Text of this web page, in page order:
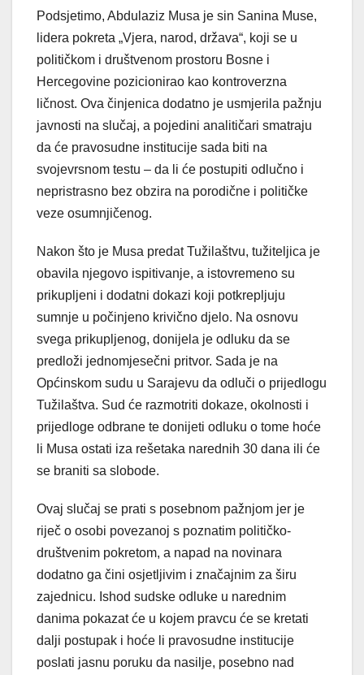
Podsjetimo, Abdulaziz Musa je sin Sanina Muse,
lidera pokreta „Vjera, narod, država“, koji se u
političkom i društvenom prostoru Bosne i
Hercegovine pozicionirao kao kontroverzna
ličnost. Ova činjenica dodatno je usmjerila pažnju
javnosti na slučaj, a pojedini analitičari smatraju
da će pravosudne institucije sada biti na
svojevrsnom testu – da li će postupiti odlučno i
nepristrasno bez obzira na porodične i političke
veze osumnjičenog.
Nakon što je Musa predat Tužilaštvu, tužiteljica je
obavila njegovo ispitivanje, a istovremeno su
prikupljeni i dodatni dokazi koji potkrepljuju
sumnje u počinjeno krivično djelo. Na osnovu
svega prikupljenog, donijela je odluku da se
predloži jednomjesečni pritvor. Sada je na
Općinskom sudu u Sarajevu da odluči o prijedlogu
Tužilaštva. Sud će razmotriti dokaze, okolnosti i
prijedloge odbrane te donijeti odluku o tome hoće
li Musa ostati iza rešetaka narednih 30 dana ili će
se braniti sa slobode.
Ovaj slučaj se prati s posebnom pažnjom jer je
riječ o osobi povezanoj s poznatim političko-
društvenim pokretom, a napad na novinara
dodatno ga čini osjetljivim i značajnim za širu
zajednicu. Ishod sudske odluke u narednim
danima pokazat će u kojem pravcu će se kretati
dalji postupak i hoće li pravosudne institucije
poslati jasnu poruku da nasilje, posebno nad